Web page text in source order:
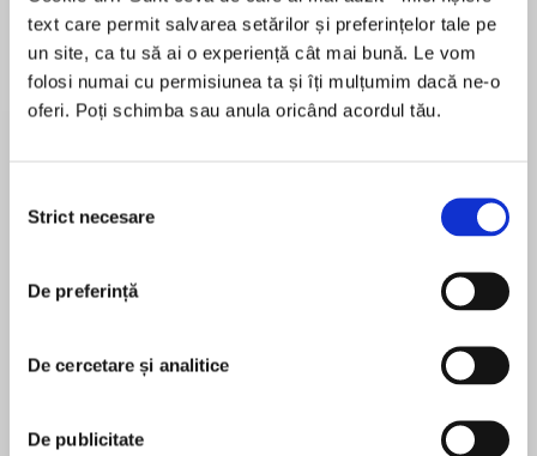
text care permit salvarea setărilor și preferințelor tale pe
un site, ca tu să ai o experiență cât mai bună. Le vom
folosi numai cu permisiunea ta și îți mulțumim dacă ne-o
oferi. Poți schimba sau anula oricând acordul tău.
consimțământului
Strict necesare
De preferință
De cercetare și analitice
De publicitate
de...
Dani Francis
la...
Lauren Weisberger Sohn Won-pyung
thirteenth installment in the renowned Flat
Stanley’s Worldwide Adventures chapter book
series, the Lambchops are getting a little history
lesson in Boston, Massachusetts!
When the Lambchop family gets to Boston,
Stanley is excited to go on a Duck Tour, eat
lunch at Quincy Market, and see Fenway Park
baseball stadium. Stanley even gets to be in a
În acest moment nu există recenzii
pentru această carte
Jeff Brown